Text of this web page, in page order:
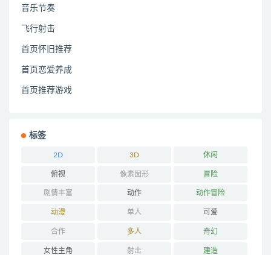
音乐节奏
飞行射击
首页怀旧推荐
首页恋爱养成
首页推荐游戏
标签
2D 3D 休闲
俯视 像素图形 冒险
剧情丰富 动作 动作冒险
动漫 单人 可爱
合作 多人 奇幻
女性主角 射击 建造